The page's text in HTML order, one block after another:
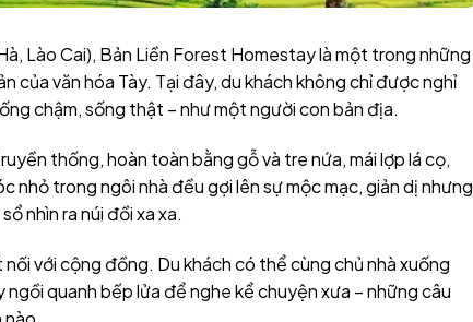
Lào Cai), Bản Liền Forest Homestay là một trong những
của văn hóa Tày. Tại đây, du khách không chỉ được nghỉ
chậm, sống thật – như một người con bản địa.
thống, hoàn toàn bằng gỗ và tre nứa, mái lợp lá cọ,
nhỏ trong ngôi nhà đều gợi lên sự mộc mạc, giản dị nhưng
nhìn ra núi đồi xa xa.
với cộng đồng. Du khách có thể cùng chủ nhà xuống
quanh bếp lửa để nghe kể chuyện xưa – những câu